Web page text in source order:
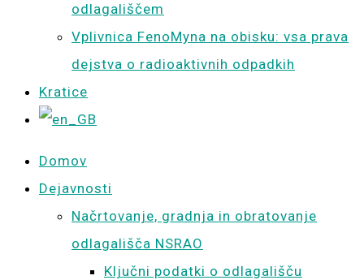
odlagališčem
Vplivnica FenoMyna na obisku: vsa prava
dejstva o radioaktivnih odpadkih
Kratice
Domov
Dejavnosti
Načrtovanje, gradnja in obratovanje
odlagališča NSRAO
Ključni podatki o odlagališču